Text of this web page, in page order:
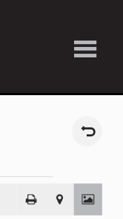
Kup
Strefa